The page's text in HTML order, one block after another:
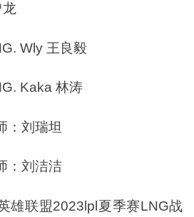
Wly 王良毅
Kaka 林涛
刘瑞坦
刘洁洁
联盟2023lpl夏季赛LNG战